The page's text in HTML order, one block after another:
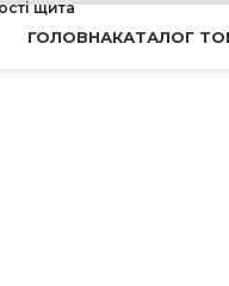
щита
ГОЛОВНАКАТАЛОГ